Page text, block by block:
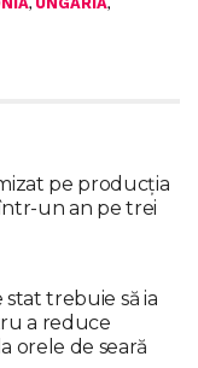
pe producția
un an pe trei
trebuie să ia
a reduce
orele de seară